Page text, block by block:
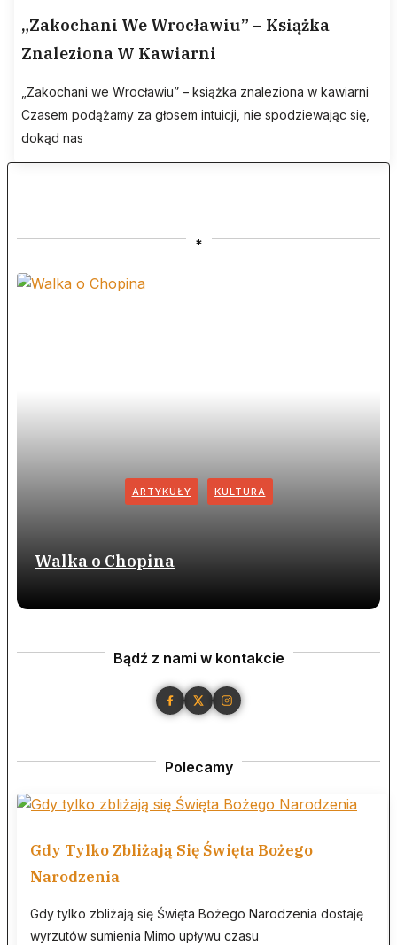
„Zakochani We Wrocławiu” – Książka
Znaleziona W Kawiarni
„Zakochani we Wrocławiu” – książka znaleziona w kawiarni
Czasem podążamy za głosem intuicji, nie spodziewając się,
dokąd nas
*
ARTYKUŁY KULTURA
Walka o Chopina
Bądź z nami w kontakcie
Polecamy
Gdy Tylko Zbliżają Się Święta Bożego
Narodzenia
Gdy tylko zbliżają się Święta Bożego Narodzenia dostaję
wyrzutów sumienia Mimo upływu czasu